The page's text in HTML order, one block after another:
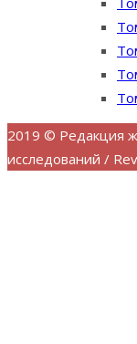
2019 © Редакция
исследований /